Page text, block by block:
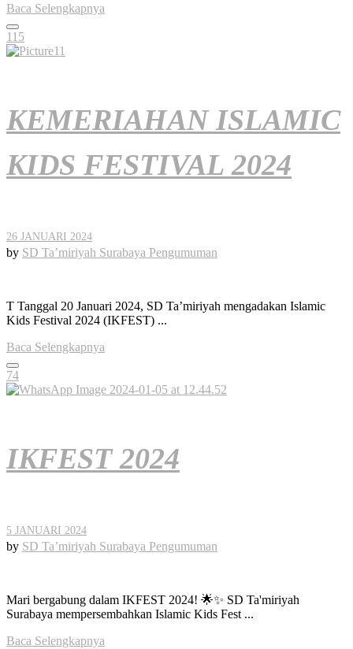
Baca Selengkapnya
115
KEMERIAHAN ISLAMIC
KIDS FESTIVAL 2024
26 JANUARI 2024
by SD Ta’miriyah Surabaya Pengumuman
T Tanggal 20 Januari 2024, SD Ta’miriyah mengadakan Islamic
Kids Festival 2024 (IKFEST) ...
Baca Selengkapnya
74
IKFEST 2024
5 JANUARI 2024
by SD Ta’miriyah Surabaya Pengumuman
Mari bergabung dalam IKFEST 2024! 🌟✨ SD Ta'miriyah
Surabaya mempersembahkan Islamic Kids Fest ...
Baca Selengkapnya